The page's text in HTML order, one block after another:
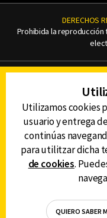
DERECHOS
Prohibida la
Utilizamos cookies
usuario y entrega
continúas
para utilitzar dicha
de cookies.
QUIERO SABER